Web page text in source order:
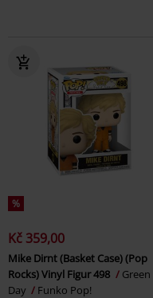
%
Kč 359,00
Mike Dirnt (Basket Case) (Pop
Rocks) Vinyl Figur 498
Green
Day
Funko Pop!